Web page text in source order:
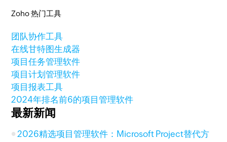
Zoho 热门工具
团队协作工具
在线甘特图生成器
项目任务管理软件
项目计划管理软件
项目报表工具
2024年排名前6的项目管理软件
最新新闻
2026精选项目管理软件：Microsoft Project替代方